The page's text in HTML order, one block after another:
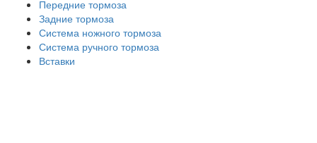
Передние тормоза
Задние тормоза
Система ножного тормоза
Система ручного тормоза
Вставки